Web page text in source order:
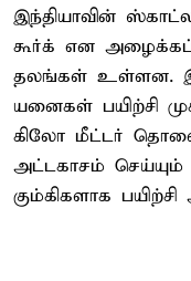
இந்தியாவின்
கூர்க் என
தலங்கள் உள்ளன.
யனைகள் பயிற்சி
கிலோ மீட்டர்
அட்டகாசம் செய்யும்
கும்கிகளாக பயிற்சி